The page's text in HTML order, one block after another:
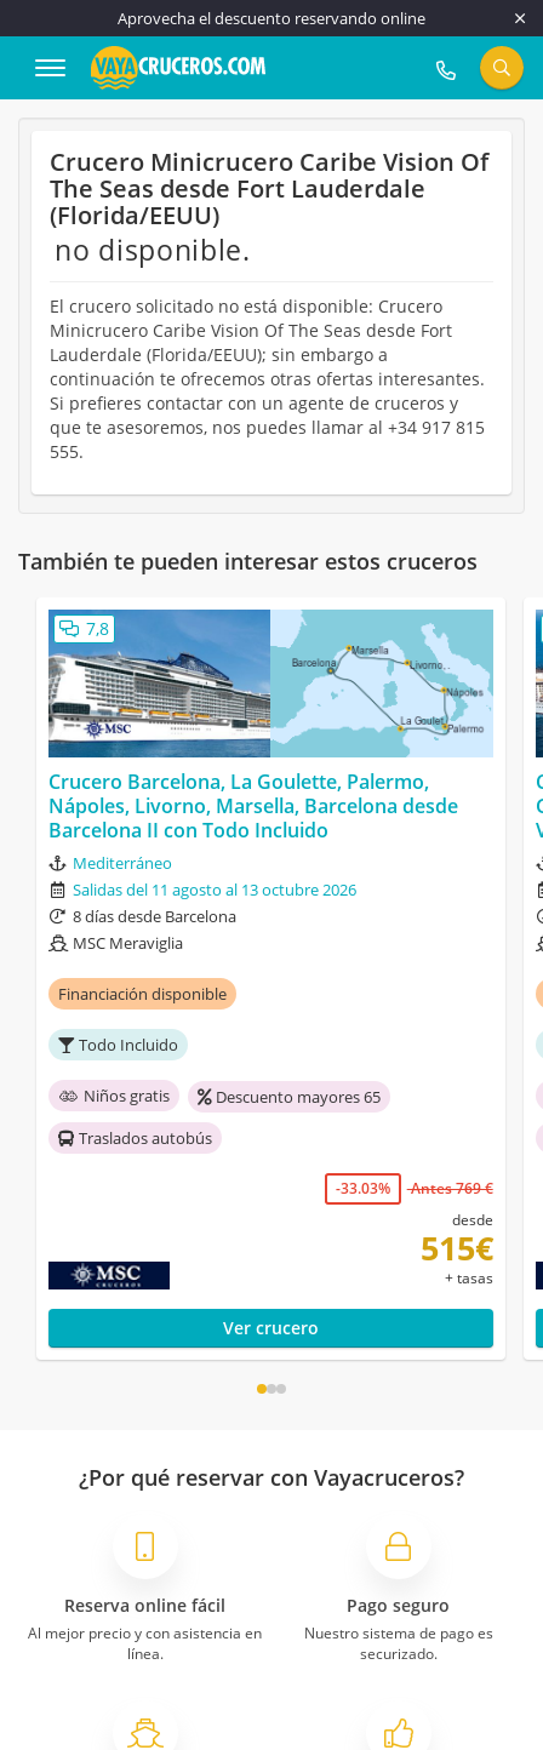
Aprovecha el descuento reservando online
917 815 555
Crucero Minicrucero Caribe Vision Of
The Seas desde Fort Lauderdale
(Florida/EEUU)
no disponible.
El crucero solicitado no está disponible: Crucero
Minicrucero Caribe Vision Of The Seas desde Fort
Lauderdale (Florida/EEUU); sin embargo a
continuación te ofrecemos otras ofertas interesantes.
Si prefieres contactar con un agente de cruceros y
que te asesoremos, nos puedes llamar al +34 917 815
555.
También te pueden interesar estos cruceros
7,8
Crucero Barcelona, La Goulette, Palermo,
Nápoles, Livorno, Marsella, Barcelona desde
Barcelona II con Todo Incluido
Mediterráneo
Salidas del 11 agosto al 13 octubre 2026
8 días desde Barcelona
MSC Meraviglia
Financiación disponible
Todo Incluido
Niños gratis
Descuento mayores 65
Traslados autobús
-33.03%
Antes 769 €
desde
515€
+ tasas
Ver crucero
¿Por qué reservar con Vayacruceros?
Reserva online fácil
Al mejor precio y con asistencia en
línea.
Pago seguro
Nuestro sistema de pago es
securizado.